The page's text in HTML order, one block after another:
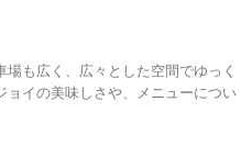
も広く、広々とした空間でゆっく
ョイの美味しさや、メニューについ